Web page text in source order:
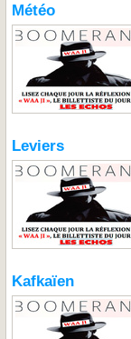
Météo
Leviers
Kafkaïen